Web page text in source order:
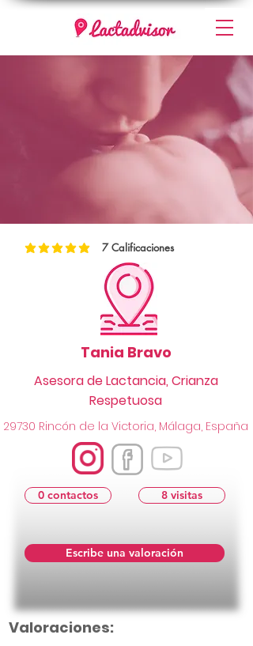
7 Calificaciones
la calificación promedio es 5 de 5, basada en 7
Tania Bravo
Asesora de Lactancia, Crianza
Respetuosa
29730 Rincón de la Victoria, Málaga, España
0 contactos 8 visitas
Escribe una valoración
Valoraciones: